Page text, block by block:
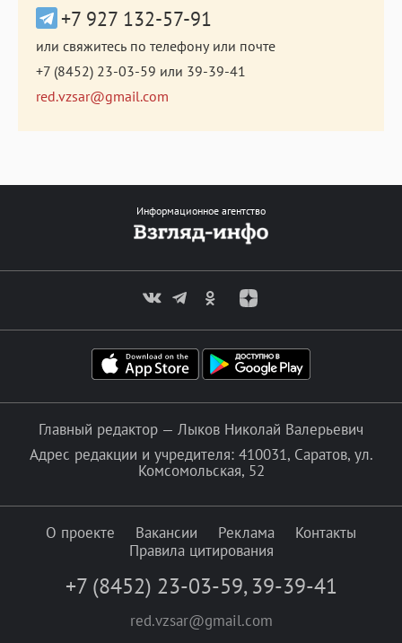
+7 927 132-57-91
или свяжитесь по телефону или почте
+7 (8452) 23-03-59 или 39-39-41
red.vzsar@gmail.com
Информационное агентство
Главный редактор — Лыков Николай Валерьевич
Адрес редакции и учредителя: 410031, Саратов, ул.
Комсомольская, 52
О проекте Вакансии Реклама
Контакты
Правила цитирования
+7 (8452) 23-03-59, 39-39-41
red.vzsar@gmail.com